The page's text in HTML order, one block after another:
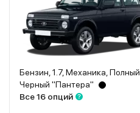
Бензин, 1.7, Механика, Полный,
Черный "Пантера"
Все 16 опций